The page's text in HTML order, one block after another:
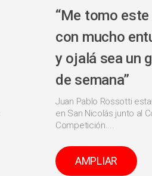
“Me tomo
con mucho
y ojalá sea un
de semana”
Juan Pablo Rossotti
en San Nicolás junto al
Competición....
AMPLIAR